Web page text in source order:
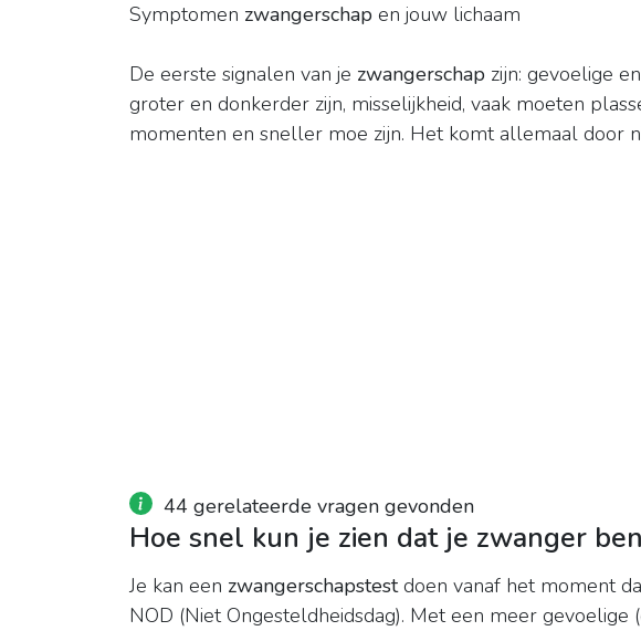
Symptomen zwangerschap en jouw lichaam
De eerste signalen van je zwangerschap zijn: gevoelige
groter en donkerder zijn, misselijkheid, vaak moeten
momenten en sneller moe zijn. Het komt allemaal door
44 gerelateerde vragen gevonden
Hoe snel kun je zien dat je zwanger
Je kan een zwangerschapstestdoen vanaf het moment
NOD (Niet Ongesteldheidsdag). Met een meer gevoelige